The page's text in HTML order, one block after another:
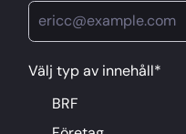
Välj typ av innehåll*
BRF